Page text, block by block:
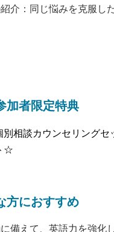
介：同じ悩みを克服し
加者限定特典
別相談カウンセリングセ
☆
方におすすめ
備えて、英語力を強化